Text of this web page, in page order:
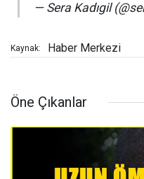
— Sera Kadıgil
Kaynak: Haber Merkezi
Öne Çıkanlar